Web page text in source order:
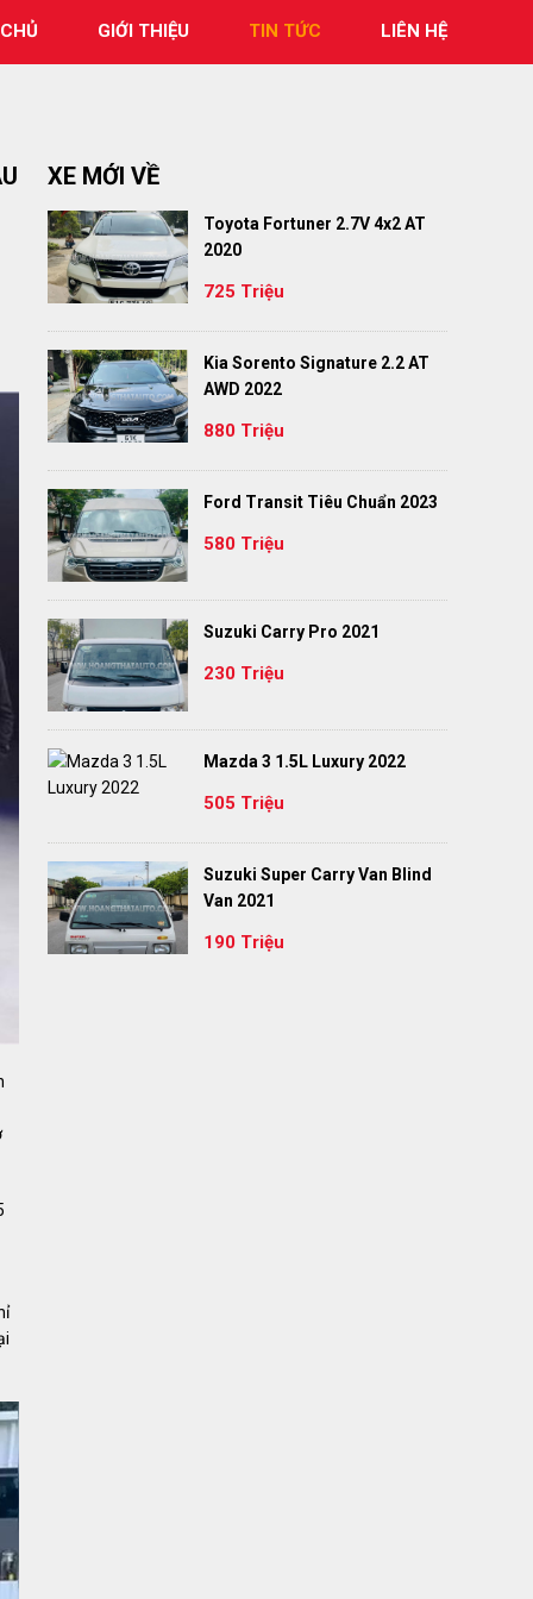
GIỚI THIỆU TIN TỨC LIÊN HỆ
XE MỚI VỀ
Toyota Fortuner 2.7V 4x2 AT
2020
725 Triệu
Kia Sorento Signature 2.2 AT
AWD 2022
880 Triệu
Ford Transit Tiêu Chuẩn 2023
580 Triệu
Suzuki Carry Pro 2021
230 Triệu
Mazda 3 1.5L Luxury 2022
505 Triệu
Suzuki Super Carry Van Blind
Van 2021
190 Triệu